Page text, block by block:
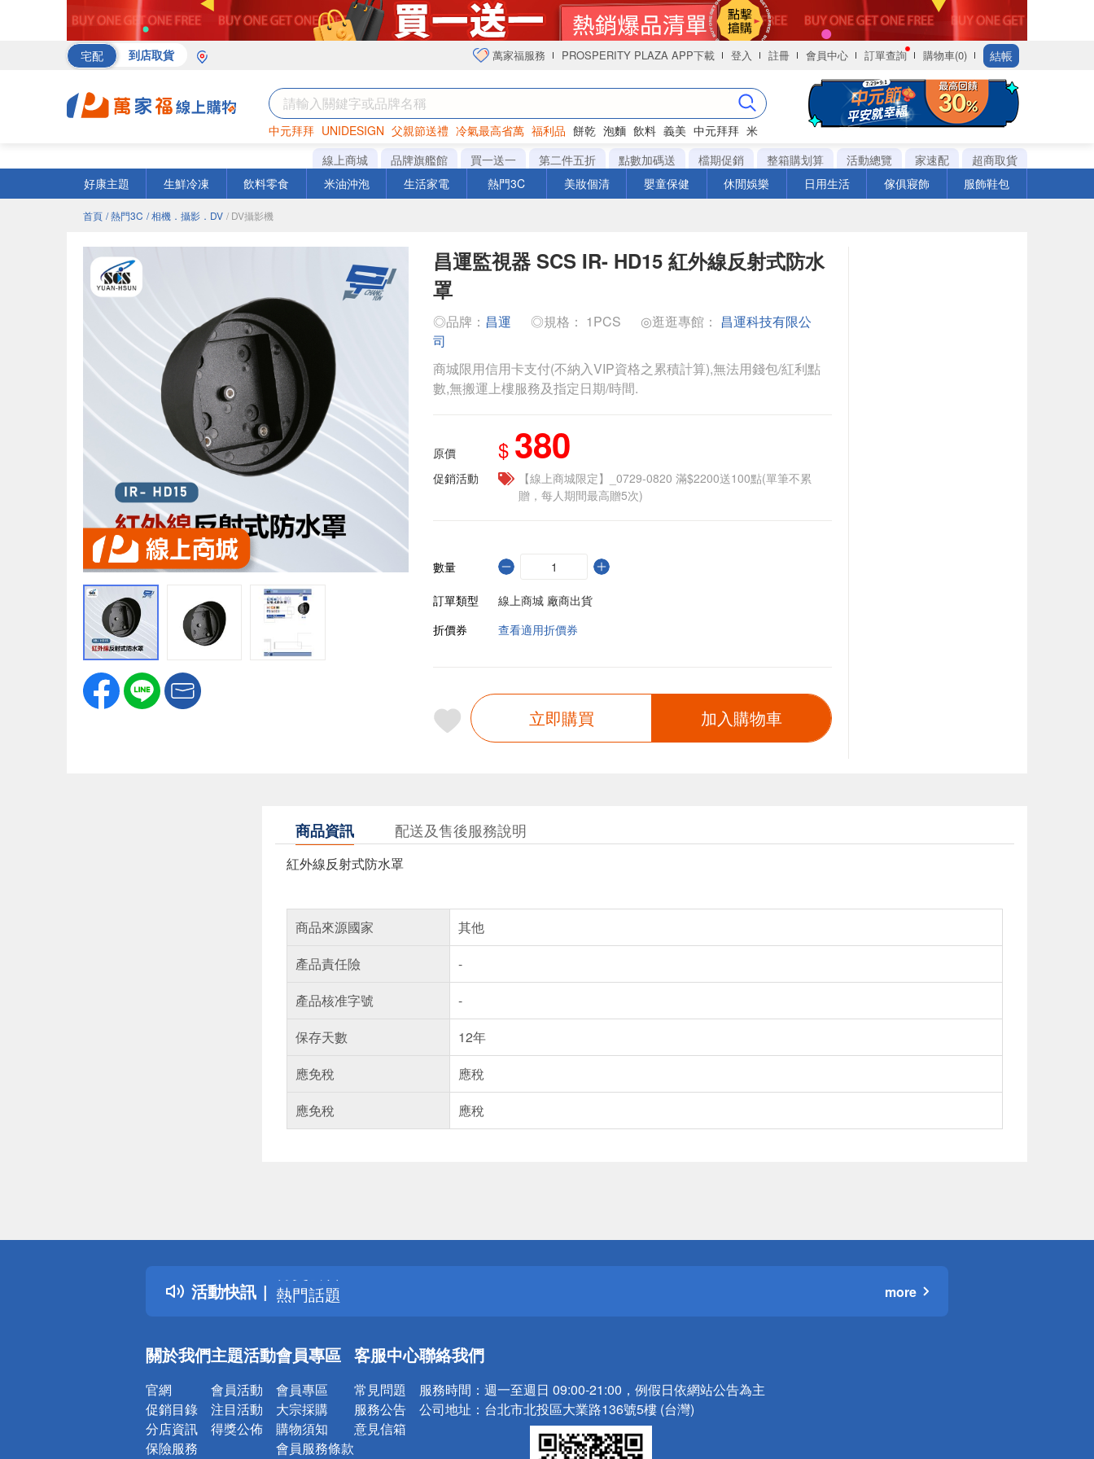
宅配 到店取貨 萬家福服務 PROSPERITY PLAZA APP下載 登入 註冊 會員中心 訂單查詢 購物車(0) 結帳
中元拜拜 UNIDESIGN 父親節送禮 冷氣最高省萬 福利品 餅乾 泡麵 飲料 義美 中元拜拜 米
海苔 巧克力 衛生紙
線上商城 品牌旗艦館 買一送一 第二件五折 點數加碼送 檔期促銷 整箱購划算 活動總覽 家速配
超商取貨
好康主題
生鮮冷凍 飲料零食 米油沖泡 生活家電 熱門3C 美妝個清 嬰童保健 休閒娛樂 日用生活 傢俱寢飾 服飾鞋包
首頁 / 熱門3C / 相機．攝影．DV / DV攝影機
昌運監視器 SCS IR- HD15 紅外線反射式防水
罩
◎品牌： 昌運 ◎規格： 1PCS ◎逛逛專館： 昌運科技有限公
司
商城限用信用卡支付(不納入VIP資格之累積計算),無法用錢包/紅利點
數,無搬運上樓服務及指定日期/時間.
原價 $ 380
促銷活動
【線上商城限定】_0729-0820 滿$2200送100點(單筆不累
贈，每人期間最高贈5次)
數量
訂單類型
線上商城 廠商出貨
折價券
查看適用折價券
立即購買 加入購物車
商品資訊 配送及售後服務說明
紅外線反射式防水罩
商品來源國家
其他
產品責任險
-
產品核准字號
-
保存天數
12年
應免稅
應稅
應免稅
應稅
活動快訊
詐騙網頁！請小心！
得獎公告
熱門話題
銀行優惠
詐騙網頁！請小心！
more
關於我們
官網
促銷目錄
分店資訊
保險服務
主題活動
會員活動
注目活動
得獎公佈
會員專區
會員專區
大宗採購
購物須知
會員服務條款
客服中心
常見問題
服務公告
意見信箱
聯絡我們
服務時間： 週一至週日 09:00-21:00，例假日依網站公告為主
公司地址： 台北市北投區大業路136號5樓 (台灣)